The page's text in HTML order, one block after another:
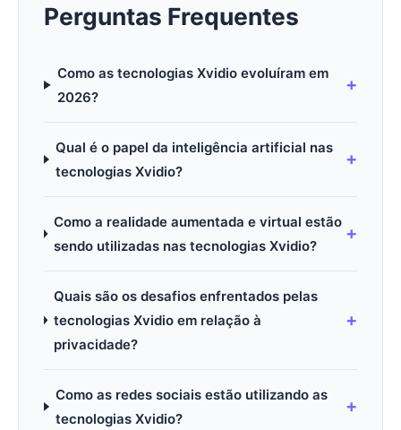
Perguntas Frequentes
Como as tecnologias Xvidio evoluíram em
2026?
Qual é o papel da inteligência artificial nas
tecnologias Xvidio?
Como a realidade aumentada e virtual estão
sendo utilizadas nas tecnologias Xvidio?
Quais são os desafios enfrentados pelas
tecnologias Xvidio em relação à
privacidade?
Como as redes sociais estão utilizando as
tecnologias Xvidio?